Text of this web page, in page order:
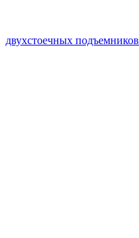
двухстоечных подъемников